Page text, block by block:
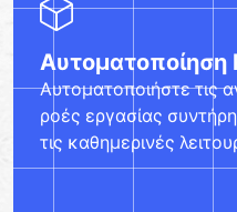
Αυτοματοποίηση
Αυτοματοποιήστε τις
ροές εργασίας
τις καθημερινές